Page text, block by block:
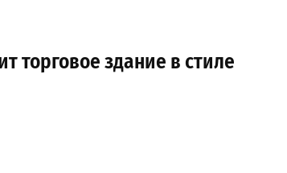
торговое здание в стиле